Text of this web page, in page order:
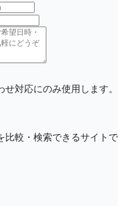
対応にのみ使用します。
比較・検索できるサイトで